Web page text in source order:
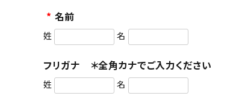
すべての商品
* 名前
姓 名
フリガナ ＊全角カナでご入力ください
姓 名